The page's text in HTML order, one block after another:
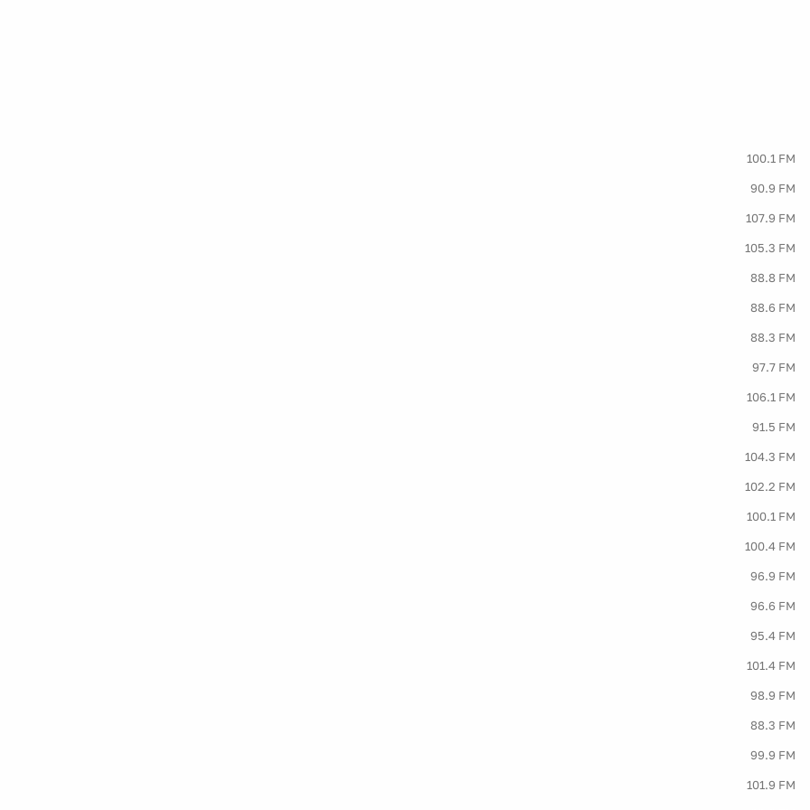
100.1 FM
90.9 FM
107.9 FM
105.3 FM
88.8 FM
88.6 FM
88.3 FM
97.7 FM
106.1 FM
91.5 FM
104.3 FM
102.2 FM
100.1 FM
100.4 FM
96.9 FM
96.6 FM
95.4 FM
101.4 FM
98.9 FM
88.3 FM
99.9 FM
101.9 FM